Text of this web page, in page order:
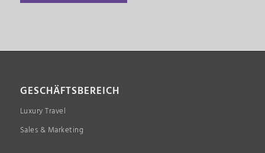
GESCHÄFTSBEREICH
Luxury Travel
Sales & Marketing